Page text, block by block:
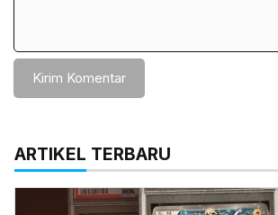
ARTIKEL TERBARU